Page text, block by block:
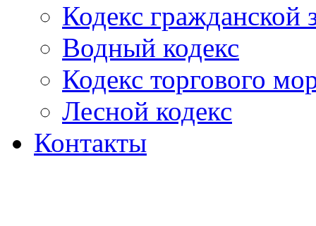
Кодекс гражданской
Водный кодекс
Кодекс торгового
Лесной кодекс
Контакты